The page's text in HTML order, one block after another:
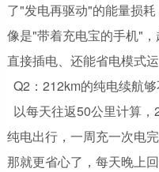
了"发电再驱动"的能量损
像是"带着充电宝的手机"
直接插电、还能省电模式运
Q2：212km的纯电续航
以每天往返50公里计算
纯电出行，一周充一次电
那就更省心了，每天晚上